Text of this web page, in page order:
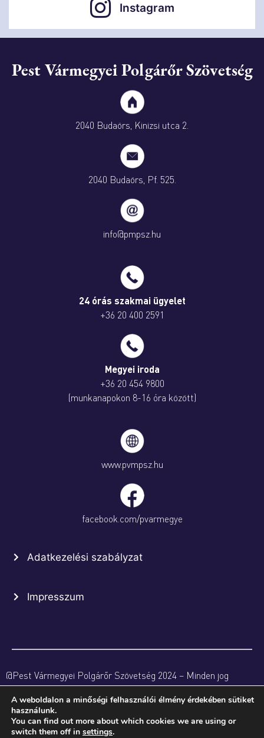
Instagram
Pest Vármegyei Polgárőr Szövetség
2040 Budaörs, Kinizsi utca 2.
2040 Budaörs, Pf. 525.
info@pmpsz.hu
24 órás szakmai ügyelet
+36 20 400 2591
Megyei iroda
+36 20 454 9800
(munkanapokon 8-16 óra között)
www.pvmpsz.hu
facebook.com/pvarmegye
Adatkezelési szabályzat
Impresszum
@Pest Vármegyei Polgárőr Szövetség 2024 – Minden jog
fenntartva
A weboldalon a minőségi felhasználói élmény érdekében sütiket
használunk.
You can find out more about which cookies we are using or
switch them off in settings.